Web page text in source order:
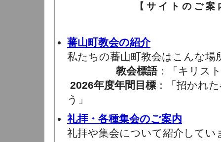
【 サ イ ト の ご 案 内
蕃山町教会の紹介
私たちの蕃山町教会はこんな場
教会標語：「キリス
2026年度年間目標 ：「招かれ
う」
礼拝・各種集会のご案内
礼拝や集会について紹介してい